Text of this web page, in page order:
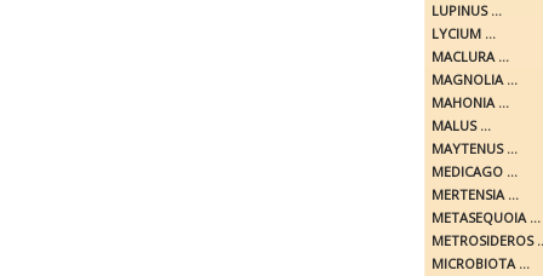
LUPINUS ...
LYCIUM ...
MACLURA ...
MAGNOLIA ...
MAHONIA ...
MALUS ...
MAYTENUS ...
MEDICAGO ...
MERTENSIA ...
METASEQUOIA ...
METROSIDEROS
MICROBIOTA ...